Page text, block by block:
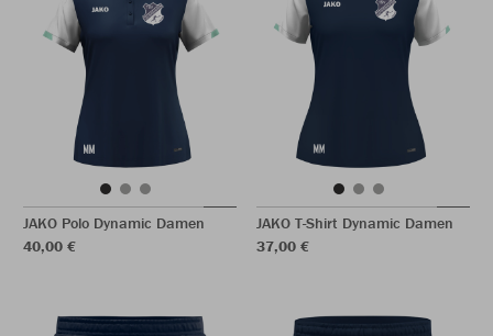
JAKO Polo Dynamic Damen
40,00 €
JAKO T-Shirt Dynamic Damen
37,00 €